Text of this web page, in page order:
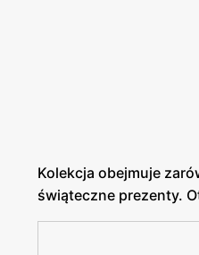
Kolekcja obejmuje
świąteczne prezenty.